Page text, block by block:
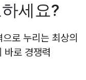
세요?
로 누리는 최상의
바로 경쟁력